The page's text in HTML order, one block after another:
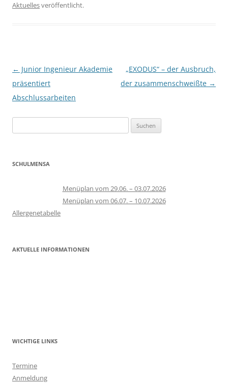
Aktuellesveröffentlicht.
Beitragsnavigation
← Junior Ingenieur Akademie
präsentiert
Abschlussarbeiten
„EXODUS“ – der Ausbruch,
der zusammenschweißte →
nach:
SCHULMENSA
Menüplan vom 29.06. – 03.07.2026
Menüplan vom 06.07. – 10.07.2026
Allergenetabelle
AKTUELLE INFORMATIONEN
WICHTIGE LINKS
Termine
Anmeldung